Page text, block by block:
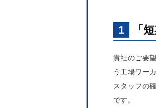
1 「
貴社のご要
う工場ワー
スタッフの
です。